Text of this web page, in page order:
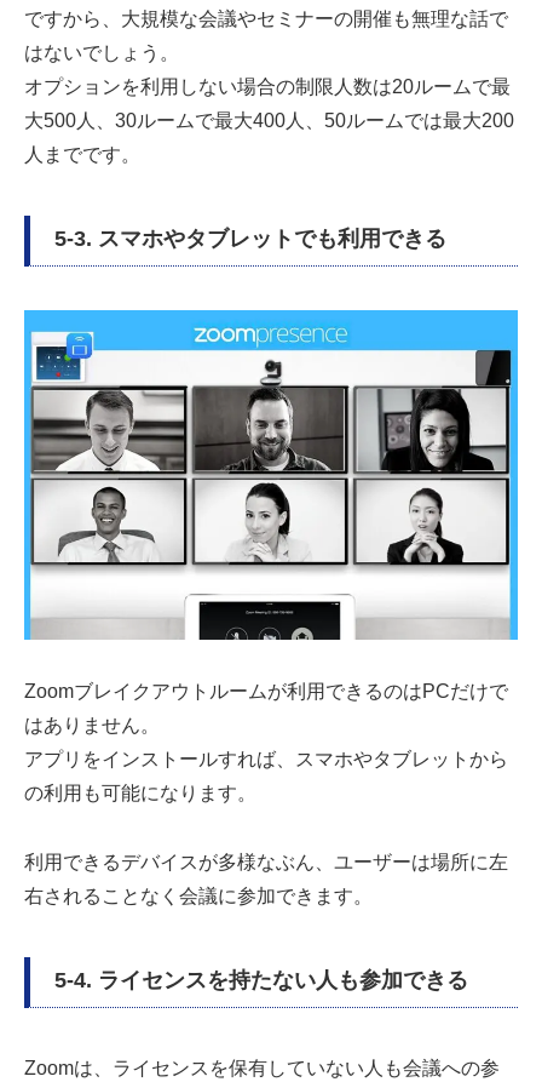
ですから、大規模な会議やセミナーの開催も無理な話で
はないでしょう。
オプションを利用しない場合の制限人数は20ルームで最
大500人、30ルームで最大400人、50ルームでは最大200
人までです。
5-3. スマホやタブレットでも利用できる
Zoomブレイクアウトルームが利用できるのはPCだけで
はありません。
アプリをインストールすれば、スマホやタブレットから
の利用も可能になります。
利用できるデバイスが多様なぶん、ユーザーは場所に左
右されることなく会議に参加できます。
5-4. ライセンスを持たない人も参加できる
Zoomは、ライセンスを保有していない人も会議への参